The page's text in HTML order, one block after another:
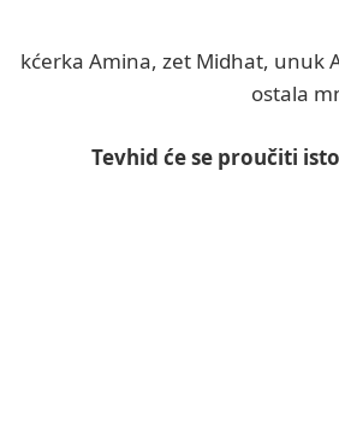
kćerka Amina, zet Midhat, unuk
ostala
Tevhid će se proučiti